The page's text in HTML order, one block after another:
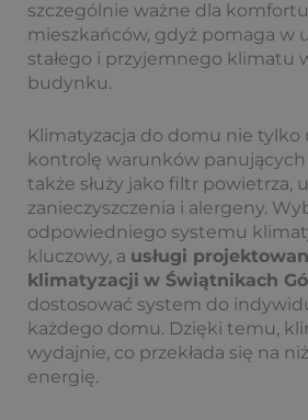
szczególnie ważne dla
mieszkańców, gdyż pomaga w
stałego i przyjemnego klimatu
budynku.
Klimatyzacja do domu nie tylko
kontrolę warunków panujących
także służy jako filtr powietrza,
zanieczyszczenia i alergeny.
odpowiedniego systemu
kluczowy, a usługi
klimatyzacji w Świątnikach
dostosować system do
każdego domu. Dzięki temu,
wydajnie, co przekłada się na
energię.